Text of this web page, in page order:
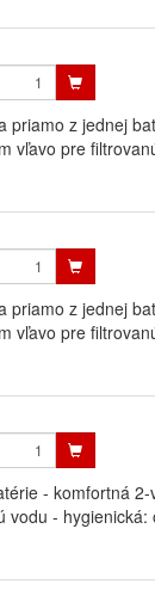
priamo z jednej
vľavo pre
priamo z jednej
vľavo pre
- komfortná
vodu - hygienická: